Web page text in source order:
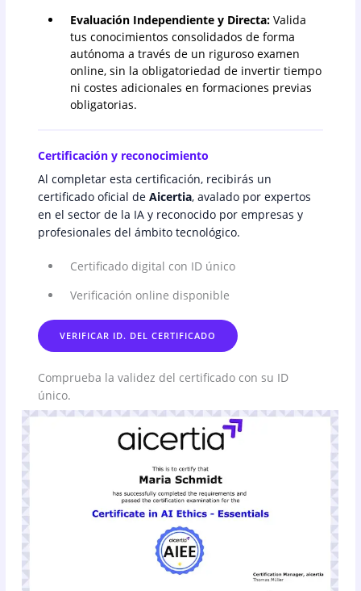
Evaluación Independiente y Directa: Valida
tus conocimientos consolidados de forma
autónoma a través de un riguroso examen
online, sin la obligatoriedad de invertir tiempo
ni costes adicionales en formaciones previas
obligatorias.
Certificación y reconocimiento
Al completar esta certificación, recibirás un
certificado oficial deAicertia, avalado por expertos
en el sector de la IA y reconocido por empresas y
profesionales del ámbito tecnológico.
Certificado digital con ID único
Verificación online disponible
VERIFICAR ID. DEL CERTIFICADO
Comprueba la validez del certificado con su ID
único.